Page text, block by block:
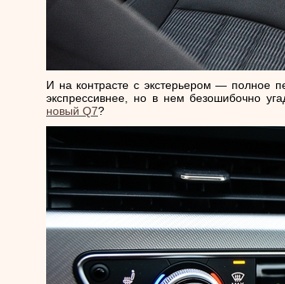
И на контрасте с экстерьером — полное
экспрессивнее, но в нем безошибочно
новый Q7?